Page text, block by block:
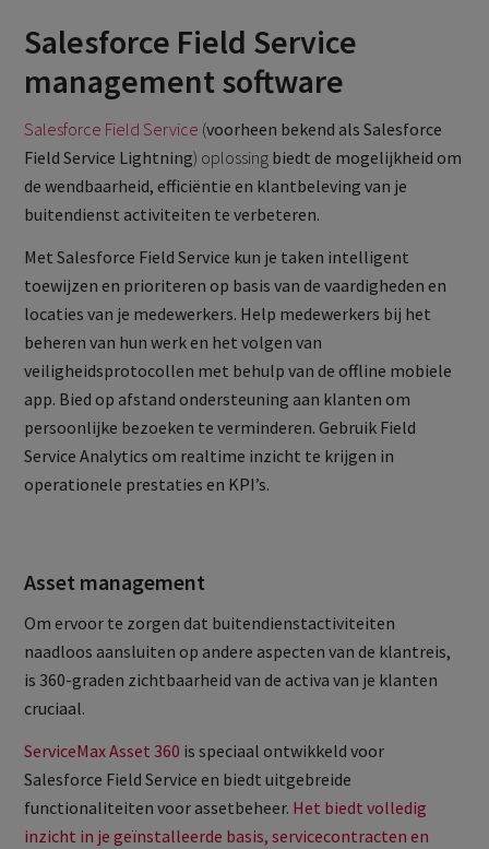
Salesforce Field Service
management software
Salesforce Field Service (voorheen bekend als Salesforce
Field Service Lightning) oplossing biedt de mogelijkheid om
de wendbaarheid, efficiëntie en klantbeleving van je
buitendienst activiteiten te verbeteren.
Met Salesforce Field Service kun je taken intelligent
toewijzen en prioriteren op basis van de vaardigheden en
locaties van je medewerkers. Help medewerkers bij het
beheren van hun werk en het volgen van
veiligheidsprotocollen met behulp van de offline mobiele
app. Bied op afstand ondersteuning aan klanten om
persoonlijke bezoeken te verminderen. Gebruik Field
Service Analytics om realtime inzicht te krijgen in
operationele prestaties en KPI’s.
Asset management
Om ervoor te zorgen dat buitendienstactiviteiten
naadloos aansluiten op andere aspecten van de klantreis,
is 360-graden zichtbaarheid van de activa van je klanten
cruciaal.
ServiceMax Asset 360 is speciaal ontwikkeld voor
Salesforce Field Service en biedt uitgebreide
functionaliteiten voor assetbeheer. Het biedt volledig
inzicht in je geïnstalleerde basis, servicecontracten en